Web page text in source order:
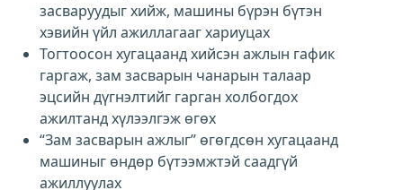
засваруудыг хийж, машины бүрэн бүтэн
хэвийн үйл ажиллагааг хариуцах
Тогтоосон хугацаанд хийсэн ажлын гафик
гаргаж, зам засварын чанарын талаар
эцсийн дүгнэлтийг гарган холбогдох
ажилтанд хүлээлгэж өгөх
“Зам засварын ажлыг” өгөгдсөн хугацаанд
машиныг өндөр бүтээмжтэй саадгүй
ажиллуулах